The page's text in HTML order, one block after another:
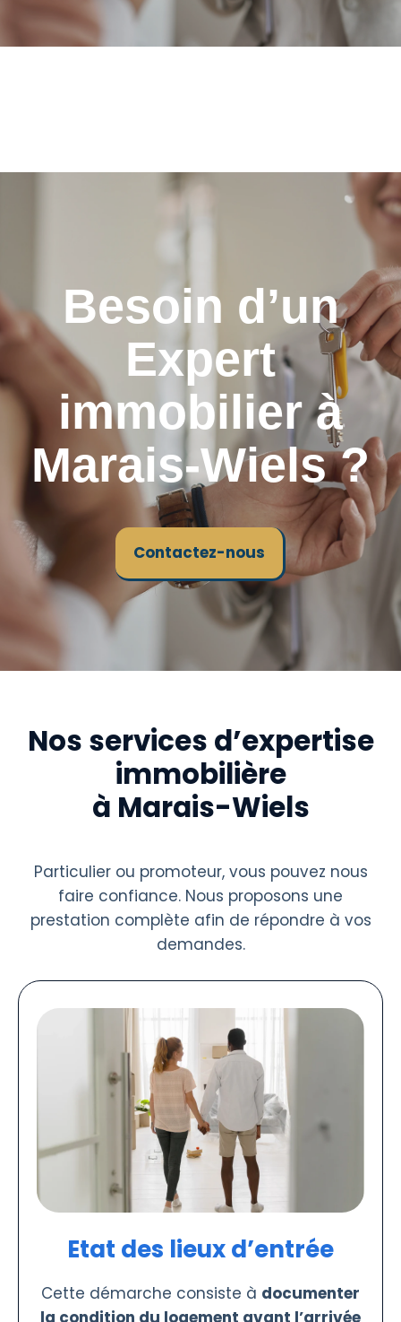
Besoin d’un
Expert
immobilier à
Marais-Wiels ?
Contactez-nous
Nos services d’expertise
immobilière
à Marais-Wiels
Particulier ou promoteur, vous pouvez nous
faire confiance. Nous proposons une
prestation complète afin de répondre à vos
demandes.
Etat des lieux d’entrée
Cette démarche consiste à documenter
la condition du logement avant l’arrivée